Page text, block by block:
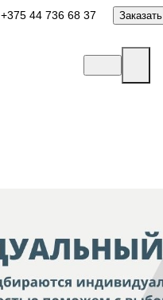
+375 44 736 68 37